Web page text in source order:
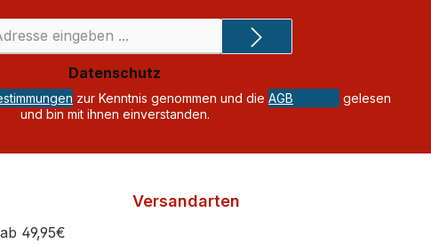
Mail-
Adresse
*
Datenschutz
zur Kenntnis genommen und die AGB
gelesen
und bin mit ihnen einverstanden.
49,95€
Versandarten